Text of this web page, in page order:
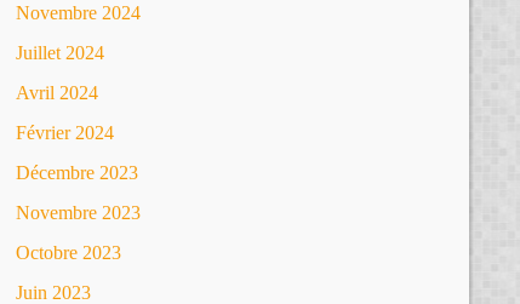
Novembre 2024
Juillet 2024
Avril 2024
Février 2024
Décembre 2023
Novembre 2023
Octobre 2023
Juin 2023